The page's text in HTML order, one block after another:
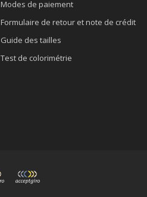
Modes de paiement
Formulaire de retour et note de crédit
Guide des tailles
Test de colorimétrie